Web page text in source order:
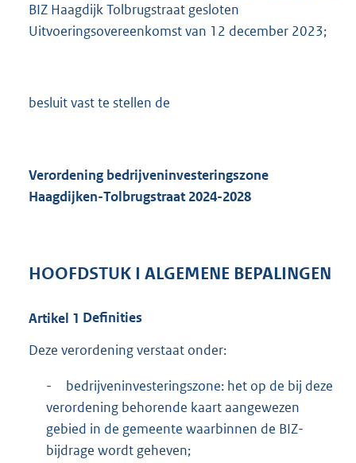
BIZ Haagdijk Tolbrugstraat gesloten
Uitvoeringsovereenkomst van 12 december 2023;
besluit vast te stellen de
Verordening bedrijveninvesteringszone
Haagdijken-Tolbrugstraat 2024-2028
HOOFDSTUK I ALGEMENE BEPALINGEN
Artikel 1 Definities
Deze verordening verstaat onder:
-
bedrijveninvesteringszone: het op de bij deze
verordening behorende kaart aangewezen
gebied in de gemeente waarbinnen de BIZ-
bijdrage wordt geheven;